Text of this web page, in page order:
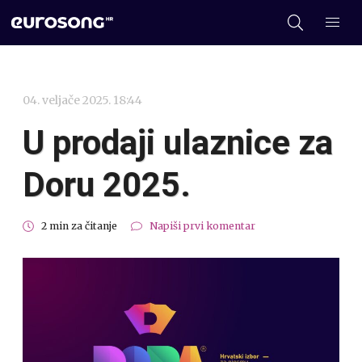
04. veljače 2025. 18:44
U prodaji ulaznice za
Doru 2025.
2 min za čitanje Napiši prvi komentar